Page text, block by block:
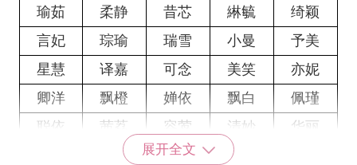
瑜茹
柔静 昔芯 綝毓
绮颖
言妃
琮瑜 瑞雪 小曼
予美
星慧
译嘉 可念 美笑
亦妮
卿洋
飘橙 婵依 飘白
佩瑾
聪依
茜荔 容莺 清妙
华丽
恒瑞 清枫 雨澜
展开全文